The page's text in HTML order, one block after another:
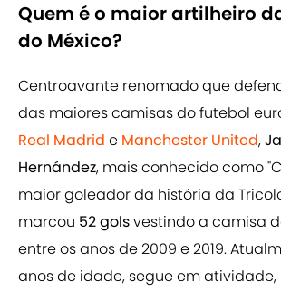
Quem é o maior artilheiro
do México?
Centroavante renomado que
das maiores camisas do futebol
Real Madrid e Manchester United,
Hernández, mais conhecido como
maior goleador da história da
marcou 52 golsvestindo a camisa
entre os anos de 2009 e 2019.
anos de idade, segue em